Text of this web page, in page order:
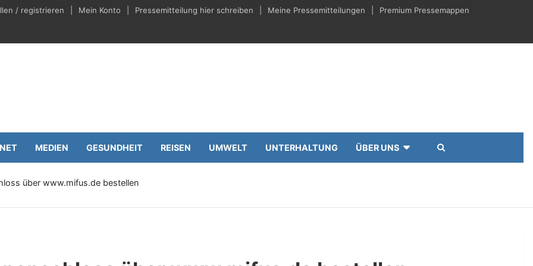
/ registrieren Mein Konto Pressemitteilung hier schreiben Meine Pressemitteilungen Premium Pressemappen
MEDIEN GESUNDHEIT REISEN UMWELT UNTERHALTUNG ÜBER UNS
über www.mifus.de bestellen